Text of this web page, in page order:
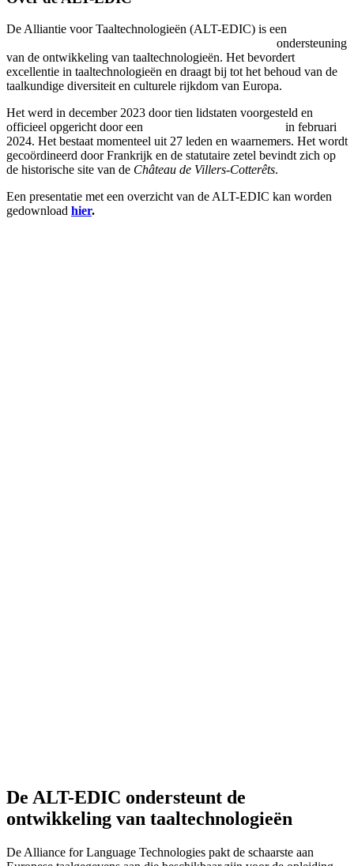
De Alliantie voor Taaltechnologieën (ALT-EDIC) is een
ondersteuning
van de ontwikkeling van taaltechnologieën. Het bevordert
excellentie in taaltechnologieën en draagt bij tot het behoud van de
taalkundige diversiteit en culturele rijkdom van Europa.
Het werd in december 2023 door tien lidstaten voorgesteld en
officieel opgericht door een
in februari
2024. Het bestaat momenteel uit 27 leden en waarnemers. Het wordt
gecoördineerd door Frankrijk en de statutaire zetel bevindt zich op
de historische site van de Château de Villers-Cotterêts.
Een presentatie met een overzicht van de ALT-EDIC kan worden
gedownload hier.
De ALT-EDIC ondersteunt de
ontwikkeling van taaltechnologieën
De Alliance for Language Technologies pakt de schaarste aan